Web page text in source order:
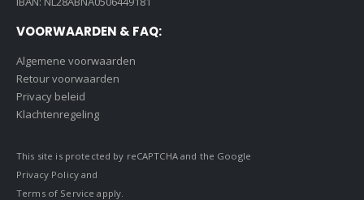
VOORWAARDEN & FAQ:
Algemene voorwaarden
Retour voorwaarden
Privacy beleid
Klachtenregeling
This site is protected by reCAPTCHA and the Google
Privacy Policyand
Terms of Service apply.